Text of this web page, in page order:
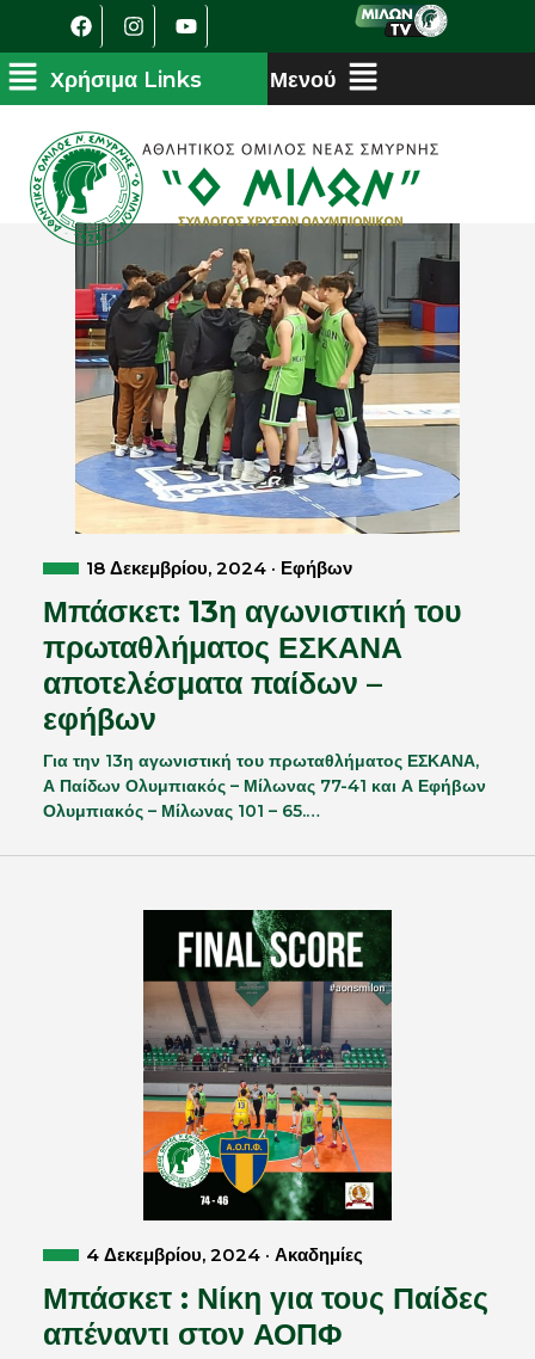
18 Δεκεμβρίου, 2024 · Εφήβων
Μπάσκετ: 13η αγωνιστική του
πρωταθλήματος ΕΣΚΑΝΑ
αποτελέσματα παίδων –
εφήβων
Για την 13η αγωνιστική του πρωταθλήματος ΕΣΚΑΝΑ,
Α Παίδων Ολυμπιακός – Μίλωνας 77-41 και Α Εφήβων
Ολυμπιακός – Μίλωνας 101 – 65.…
4 Δεκεμβρίου, 2024 · Ακαδημίες
Μπάσκετ : Νίκη για τους Παίδες
απέναντι στον ΑΟΠΦ